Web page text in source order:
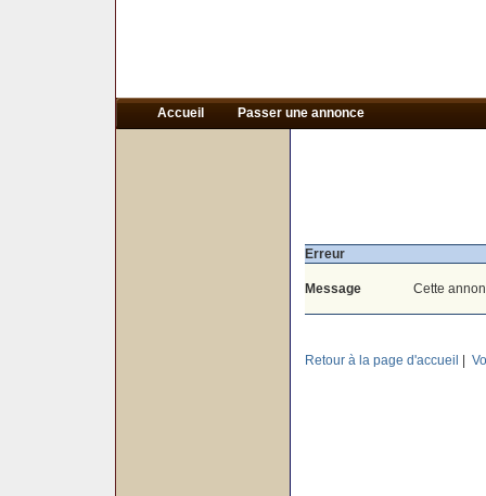
Accueil Passer une annonce
Erreur
Message Cette
Retour à la page d'accueil